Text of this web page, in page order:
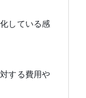
している感
する費用や